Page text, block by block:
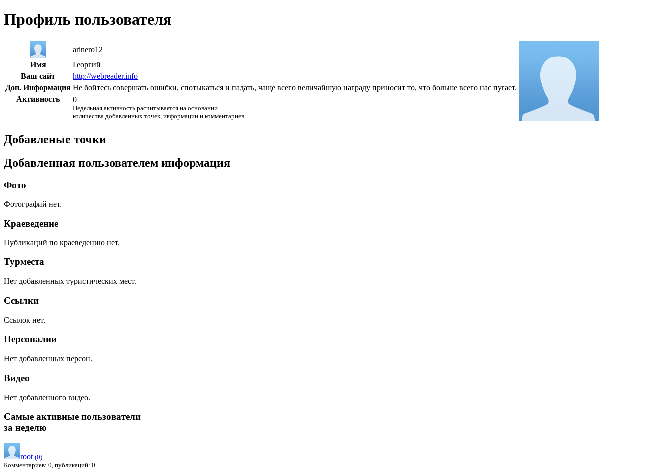
Профиль пользователя
arinero12
Имя
Георгий
Ваш сайт
http://webreader.info
Доп. Информация Не бойтесь совершать ошибки, спотыкаться и падать, чаще всего величайшую награду приносит то, что больше всего нас пугает.
Активность
0
Недельная активность расчитывается на основании
количества добавленных точек, информации и комментариев
Добавленые точки
Добавленная пользователем информация
Фото
Фотографий нет.
Краеведение
Публикаций по краеведению нет.
Турместа
Нет добавленных туристических мест.
Ссылки
Ссылок нет.
Персоналии
Нет добавленных персон.
Видео
Нет добавленного видео.
Самые активные пользователи
за неделю
root (0)
Комментариев: 0, публикаций: 0